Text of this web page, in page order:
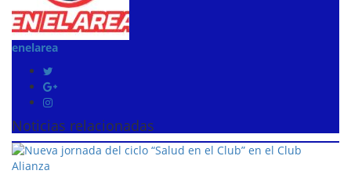
enelarea
Noticias relacionadas